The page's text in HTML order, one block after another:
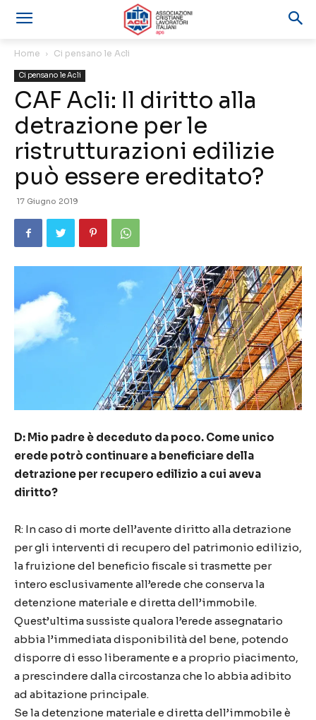
Home Ci pensano le Acli
Ci pensano le Acli
CAF Acli: Il diritto alla
detrazione per le
ristrutturazioni edilizie
può essere ereditato?
17 Giugno 2019
D: Mio padre è deceduto da poco. Come unico
erede potrò continuare a beneficiare della
detrazione per recupero edilizio a cui aveva
diritto?
R: In caso di morte dell’avente diritto alla detrazione
per gli interventi di recupero del patrimonio edilizio,
la fruizione del beneficio fiscale si trasmette per
intero esclusivamente all’erede che conserva la
detenzione materiale e diretta dell’immobile.
Quest’ultima sussiste qualora l’erede assegnatario
abbia l’immediata disponibilità del bene, potendo
disporre di esso liberamente e a proprio piacimento,
a prescindere dalla circostanza che lo abbia adibito
ad abitazione principale.
Se la detenzione materiale e diretta dell’immobile è